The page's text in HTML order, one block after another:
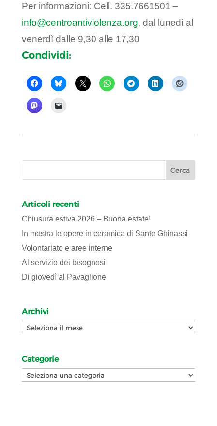
Per informazioni: Cell. 335.7661501 –
info@centroantiviolenza.org, dal lunedì al
venerdì dalle 9,30 alle 17,30
Condividi:
Articoli recenti
Chiusura estiva 2026 – Buona estate!
In mostra le opere in ceramica di Sante Ghinassi
Volontariato e aree interne
Al servizio dei bisognosi
Di giovedì al Pavaglione
Archivi
Archivi
Categorie
Categorie